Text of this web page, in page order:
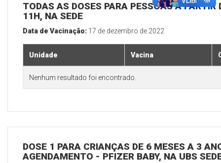
TODAS AS DOSES PARA PESSOAS A
11H, NA SEDE
Data de Vacinação: 17 de dezembro de 2022
Unidade Vacina
Nenhum resultado foi encontrado.
DOSE 1 PARA CRIANÇAS DE 6 MESES A 3
AGENDAMENTO - PFIZER BABY, NA UBS